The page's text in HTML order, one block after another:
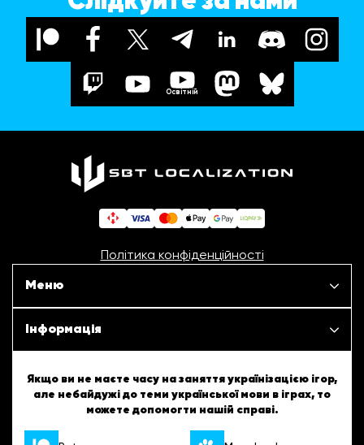
Освітній
Політика конфіденційності
Меню
Наші проєкти
Інформація
ШБТурнір
ШБТворчість
Якщо ви не маєте часу на заняття українізацією ігор,
але небайдужі до теми української мови в іграх, то
можете допомогти нашій справі.